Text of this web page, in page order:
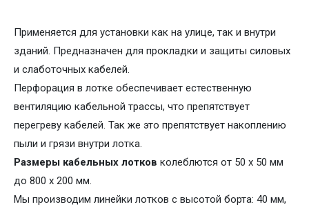
Применяется для установки как на улице, так и внутри
зданий. Предназначен для прокладки и защиты силовых
и слаботочных кабелей.
Перфорация в лотке обеспечивает естественную
вентиляцию кабельной трассы, что препятствует
перегреву кабелей. Так же это препятствует накоплению
пыли и грязи внутри лотка.
Размеры кабельных лотков колеблются от 50 х 50 мм
до 800 х 200 мм.
Мы производим линейки лотков с высотой борта: 40 мм,